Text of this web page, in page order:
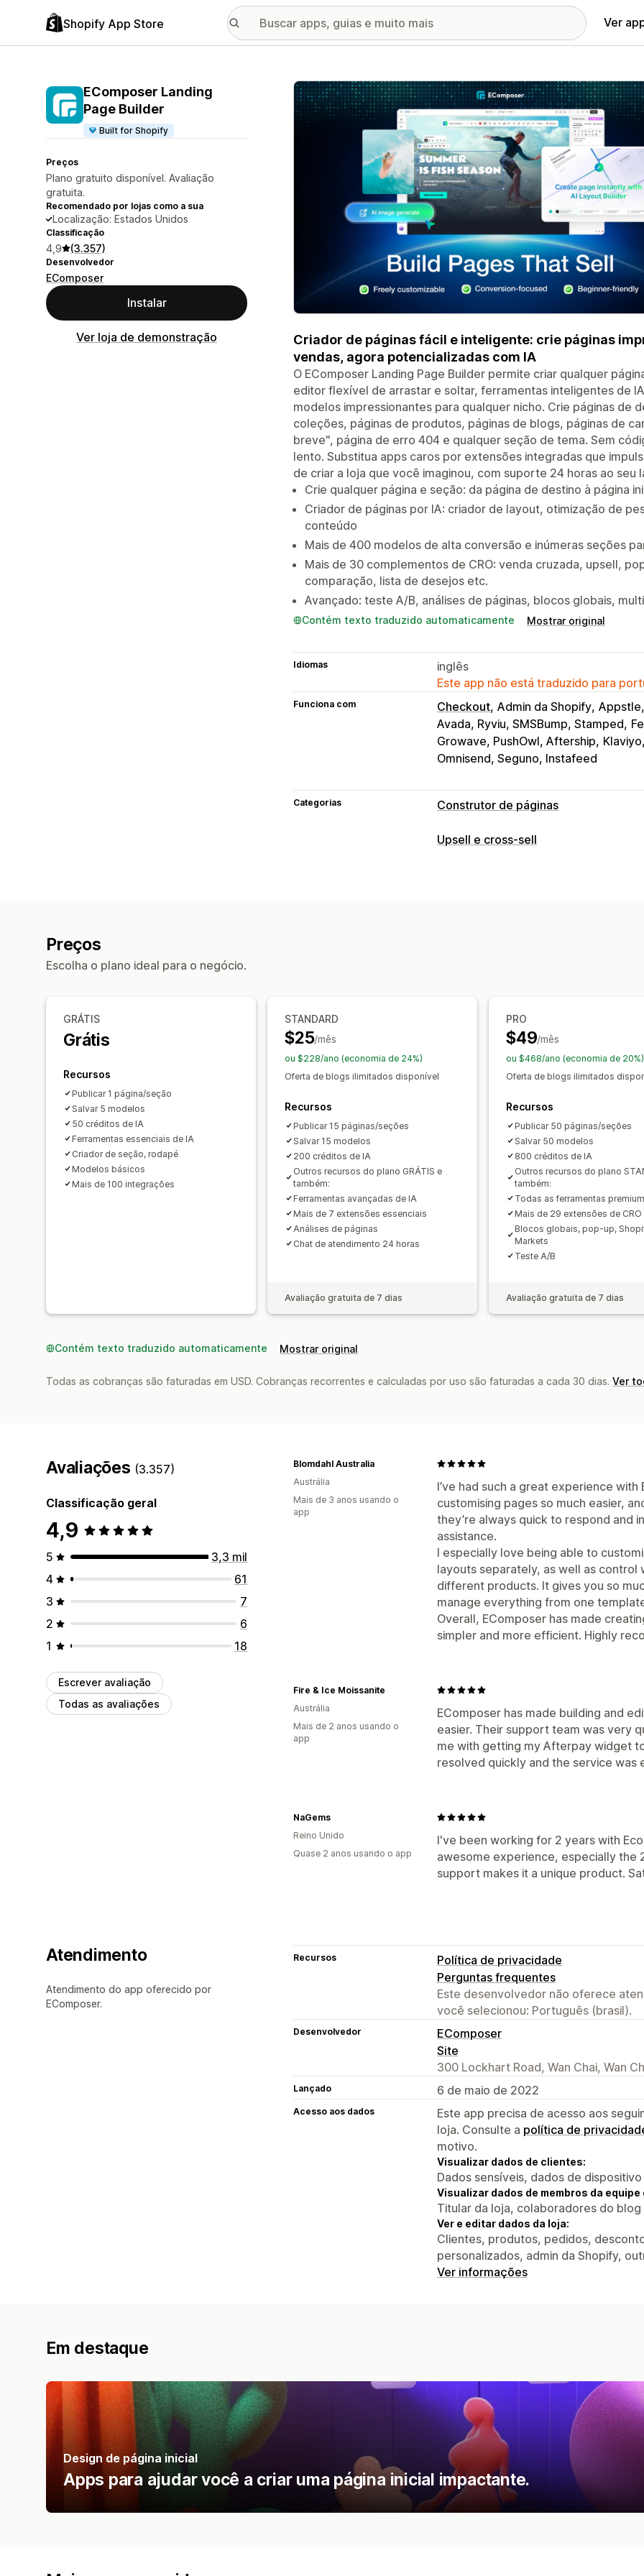
Shopify App Store Ver
EComposer Landing
Page Builder
Built for Shopify
Preços
Plano gratuito disponível. Avaliação
gratuita.
Recomendado por lojas como a sua
Localização: Estados Unidos
Classificação
4,9 (3.357)
Desenvolvedor
EComposer
Instalar
Ver loja de demonstração
Galeria de imagens em destaque
Criador de páginas fácil e inteligente: crie páginas
vendas, agora potencializadas com IA
O EComposer Landing Page Builder permite criar qualquer
editor flexível de arrastar e soltar, ferramentas inteligentes de
modelos impressionantes para qualquer nicho. Crie páginas de
coleções, páginas de produtos, páginas de blogs, páginas de
breve", página de erro 404 e qualquer seção de tema. Sem
lento. Substitua apps caros por extensões integradas que
de criar a loja que você imaginou, com suporte 24 horas ao seu
Crie qualquer página e seção: da página de destino à página
Criador de páginas por IA: criador de layout, otimização de
conteúdo
Mais de 400 modelos de alta conversão e inúmeras seções
Mais de 30 complementos de CRO: venda cruzada, upsell,
comparação, lista de desejos etc.
Avançado: teste A/B, análises de páginas, blocos globais,
Contém texto traduzido automaticamente Mostrar original
Idiomas
inglês
Este app não está traduzido para
Funciona com Checkout Admin da Shopify
Avada, Ryviu, SMSBump, Stamped
Growave, PushOwl, Aftership
Omnisend, Seguno, Instafeed
Categorias Construtor de páginas
Tipos de páginas
Gerenciamento de páginas
Ferramenta de edição
Páginas salvas Páginas de rascunho
Estilos globais Fontes personalizadas
Responsividade para dispositivos
Insights e dicas
Auditorias Relatórios
Registros de atividades
Upsell e cross-sell
Proteção de frete
Recomendações de produtos
Produtos frequentemente comprados
Intervalos de quantidade
Descontos
Taxas de cliques Taxas
Desempenho da recomendação
Desempenho do funil
Preços
Escolha o plano ideal para o negócio.
GRÁTIS
Grátis
Recursos
Publicar 1 página/seção
Salvar 5 modelos
50 créditos de IA
Ferramentas essenciais de IA
Criador de seção, rodapé
Modelos básicos
Mais de 100 integrações
STANDARD
$25/mês
ou $228/ano (economia de 24%)
Oferta de blogs ilimitados disponível
Recursos
Publicar 15 páginas/seções
Salvar 15 modelos
200 créditos de IA
Outros recursos do plano GRÁTIS e
também:
Ferramentas avançadas de IA
Mais de 7 extensões essenciais
Análises de páginas
Chat de atendimento 24 horas
Avaliação gratuita de 7 dias
PRO
$49/mês
ou $468/ano (economia de 20%)
Oferta de blogs ilimitados
Recursos
Publicar 50 páginas/seções
Salvar 50 modelos
800 créditos de IA
Outros recursos do plano
também:
Todas as ferramentas
Mais de 29 extensões de CRO
Blocos globais, pop-up,
Markets
Teste A/B
Avaliação gratuita de 7 dias
Contém texto traduzido automaticamente Mostrar original
Todas as cobranças são faturadas em USD. Cobranças recorrentes e calculadas por uso são faturadas a cada 30 dias. Ver
Avaliações (3.357)
Classificação geral
4,9
5
3,3 mil
4
61
3
7
2
6
1
18
Escrever avaliação
Todas as avaliações
I’ve had such a great experience
customising pages so much easier,
they’re always quick to respond and
assistance.
I especially love being able to
layouts separately, as well as control
different products. It gives you so
manage everything from one
Overall, EComposer has made
simpler and more efficient. Highly
Blomdahl Australia
Austrália
Mais de 3 anos usando o
app
EComposer has made building and
easier. Their support team was very
me with getting my Afterpay widget
resolved quickly and the service was
Fire & Ice Moissanite
Austrália
Mais de 2 anos usando o
app
I've been working for 2 years with
awesome experience, especially the
support makes it a unique product.
NaGems
Reino Unido
Quase 2 anos usando o app
Atendimento
Atendimento do app oferecido por
EComposer.
Recursos
Política de privacidade
Perguntas frequentes
Este desenvolvedor não oferece
você selecionou: Português (brasil).
Desenvolvedor
EComposer
Site
300 Lockhart Road, Wan Chai, Wan
Lançado 6 de maio de 2022
Acesso aos dados
Este app precisa de acesso aos
loja. Consulte a política de
motivo.
Visualizar dados de clientes:
Dados sensíveis, dados de
Visualizar dados de membros da
Titular da loja, colaboradores do blog
Ver e editar dados da loja:
Clientes, produtos, pedidos,
personalizados, admin da Shopify,
Ver informações
Em destaque
Design de página inicial
Apps para ajudar você a criar uma página inicial impactante.